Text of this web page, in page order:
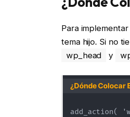
Para
tema hijo. Si no
wp_head
y
¿Dónde Colocar
add_action(